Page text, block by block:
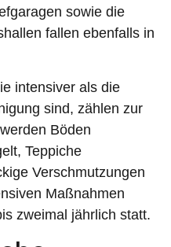
sowie die
fallen ebenfalls in
intensiver als die
sind, zählen zur
Böden
Teppiche
Verschmutzungen
Maßnahmen
zweimal jährlich statt.